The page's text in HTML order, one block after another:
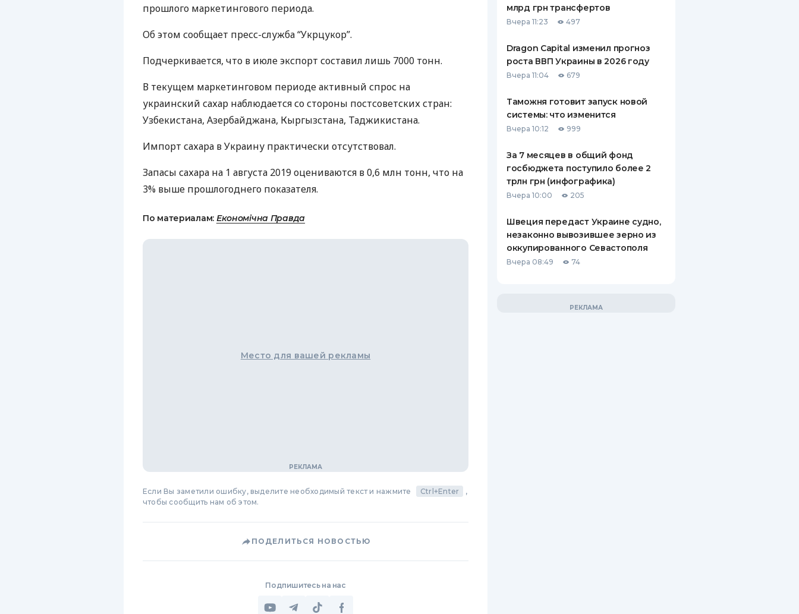
БАНКОВСКИМ КАРТАМ
ПУТЕВОДИТЕЛИ ПО
ВСЕ СТРАХОВЫЕ ПОЛИСЫ
СТРАХОВЫЕ КОМПАНИИ
ОТЗЫВЫ О СТРАХОВЫХ
КОМПАНИЯХ
КОНТАКТЫ
прошлого маркетингового периода.
Об этом сообщает пресс-служба “Укрцукор”.
Подчеркивается, что в июле экспорт составил лишь 7000 тонн.
В текущем маркетинговом периоде активный спрос на
украинский сахар наблюдается со стороны постсоветских стран:
Узбекистана, Азербайджана, Кыргызстана, Таджикистана.
Импорт сахара в Украину практически отсутствовал.
Запасы сахара на 1 августа 2019 оцениваются в 0,6 млн тонн, что на
3% выше прошлогоднего показателя.
По материалам: Економічна Правда
Место для вашей рекламы
Если Вы заметили ошибку, выделите необходимый текст и нажмите Ctrl+Enter
,
чтобы сообщить нам об этом.
ПОДЕЛИТЬСЯ НОВОСТЬЮ
Подпишитесь на нас
млрд грн трансфертов
Вчера 11:23 497
Dragon Capital изменил прогноз
роста ВВП Украины в 2026 году
Вчера 11:04 679
Таможня готовит запуск новой
системы: что изменится
Вчера 10:12 999
За 7 месяцев в общий фонд
госбюджета поступило более 2
трлн грн (инфографика)
Вчера 10:00 205
Швеция передаст Украине судно,
незаконно вывозившее зерно из
оккупированного Севастополя
Вчера 08:49 74